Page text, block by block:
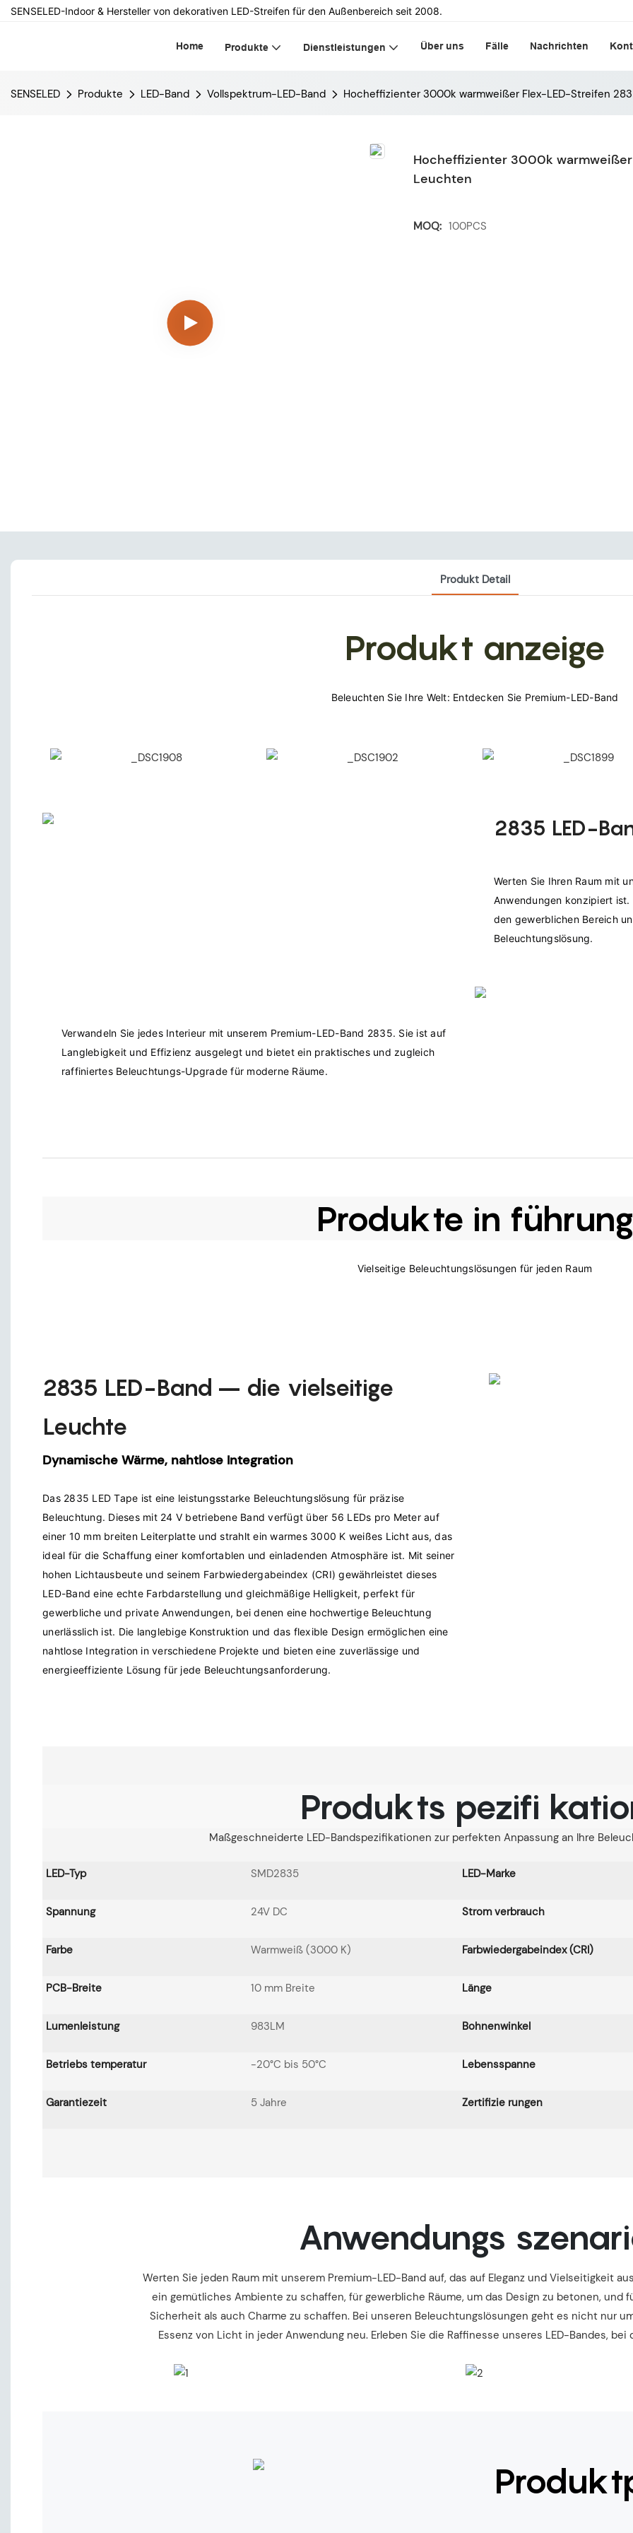
SENSELED-Indoor & Hersteller von dekorativen LED-Streifen für den Außenbereich seit 2008.
Home Produkte Dienstleistungen Über uns Fälle Nachrichten
SENSELED Produkte LED-Band Vollspektrum-LED-Band Hocheffizienter 3000k warmweißer Flex-LED-Streifen
Hocheffizienter 3000k warmweißer
Leuchten
MOQ: 100PCS
Produkt Detail
Produkt anzeige
2835 LED-
Werten Sie Ihren Raum mit
Anwendungen konzipiert
den gewerblichen Bereich
Verwandeln Sie jedes Interieur mit unserem Premium-LED-Band 2835. Sie ist auf
Langlebigkeit und Effizienz ausgelegt und bietet ein praktisches und zugleich
Produkte in
2835 LED-Band – die vielseitige
Leuchte
Dynamische Wärme, nahtlose Integration
Das 2835 LED Tape ist eine leistungsstarke Beleuchtungslösung für präzise
Beleuchtung. Dieses mit 24 V betriebene Band verfügt über 56 LEDs pro Meter auf
einer 10 mm breiten Leiterplatte und strahlt ein warmes 3000 K weißes Licht aus, das
ideal für die Schaffung einer komfortablen und einladenden Atmosphäre ist. Mit seiner
hohen Lichtausbeute und seinem Farbwiedergabeindex (CRI) gewährleistet dieses
LED-Band eine echte Farbdarstellung und gleichmäßige Helligkeit, perfekt für
gewerbliche und private Anwendungen, bei denen eine hochwertige Beleuchtung
unerlässlich ist. Die langlebige Konstruktion und das flexible Design ermöglichen eine
nahtlose Integration in verschiedene Projekte und bieten eine zuverlässige und
Produkts pezifi
Maßgeschneiderte LED-Bandspezifikationen zur perfekten Anpassung an Ihre
LED-Typ SMD2835 LED-Marke
Spannung 24V DC Strom verbrauch
Farbe Warmweiß (3000 K) Farbwiedergabeindex (CRI)
PCB-Breite 10 mm Breite Länge
Lumenleistung 983LM Bohnenwinkel
Betriebs temperatur -20°C bis 50°C Lebensspanne
Garantiezeit 5 Jahre Zertifizie rungen
Anwendungs
Werten Sie jeden Raum mit unserem Premium-LED-Band auf, das auf Eleganz und Vielseitigkeit
ein gemütliches Ambiente zu schaffen, für gewerbliche Räume, um das Design zu betonen, und
Sicherheit als auch Charme zu schaffen. Bei unseren Beleuchtungslösungen geht es nicht nur
Essenz von Licht in jeder Anwendung neu. Erleben Sie die Raffinesse unseres LED-Bandes,